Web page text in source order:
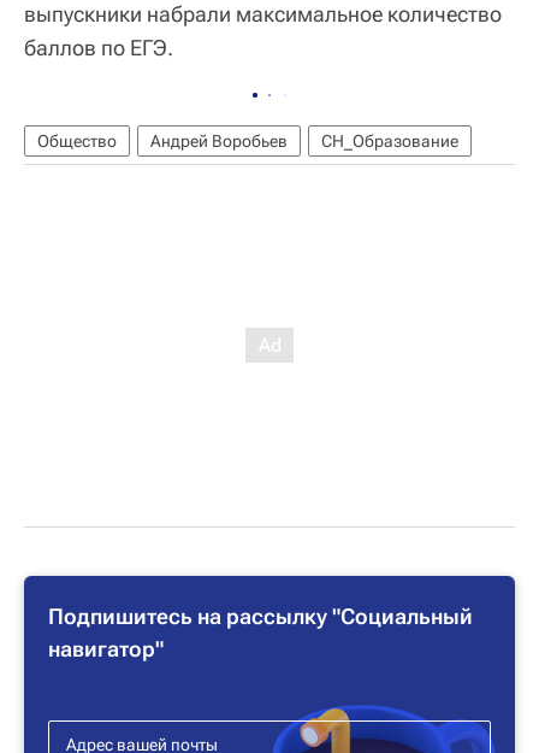
выпускники набрали максимальное количество
баллов по ЕГЭ.
Общество Андрей Воробьев СН_Образование
Подпишитесь на рассылку "Социальный
навигатор"